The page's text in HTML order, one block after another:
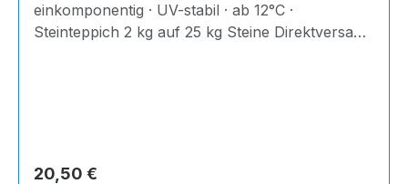
einkomponentig · UV-stabil · ab 12°C ·
Steinteppich 2 kg auf 25 kg Steine Direktversand
Regulärer Preis:
20,50 €